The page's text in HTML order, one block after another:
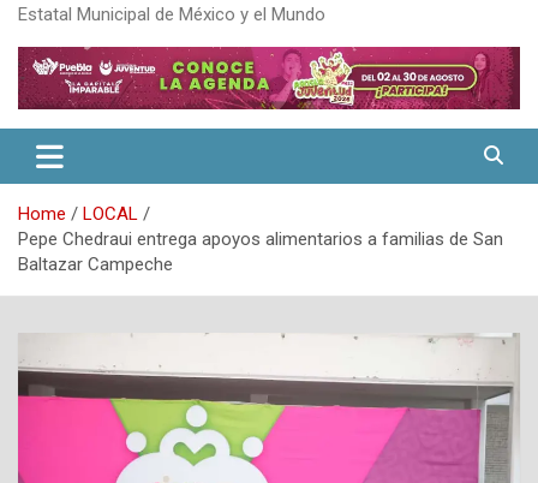
Estatal Municipal de México y el Mundo
Home
LOCAL
Pepe Chedraui entrega apoyos alimentarios a familias de San
Baltazar Campeche